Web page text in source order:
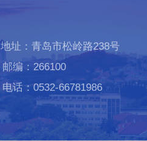
地址：青岛市松岭路238号
邮编：266100
电话：0532-66781986